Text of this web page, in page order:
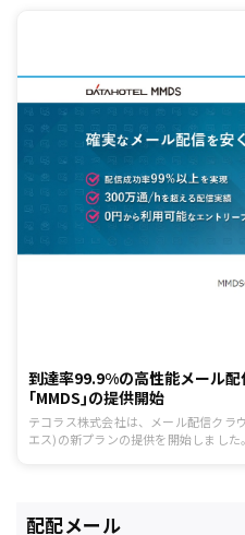
到達率99.9%の高性能メール
｢MMDS｣の提供開始
テコラス株式会社は、メール配信クラ
エス)の新プランの提供を開始しました。
配配メール